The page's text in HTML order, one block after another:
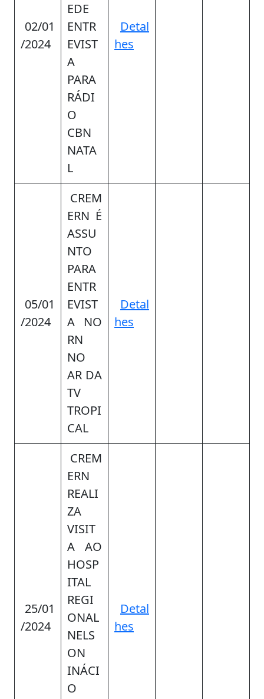
02/01
/2024
EDE
ENTR
EVIST
A
PARA
RÁDI
O
CBN
NATA
L
Detal
hes
05/01
/2024
CREM
ERN É
ASSU
NTO
PARA
ENTR
EVIST
A NO
RN
NO
AR DA
TV
TROPI
CAL
Detal
hes
25/01
/2024
CREM
ERN
REALI
ZA
VISIT
A AO
HOSP
ITAL
REGI
ONAL
NELS
ON
INÁCI
O
Detal
hes